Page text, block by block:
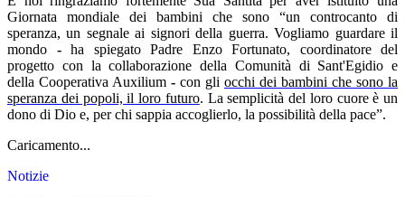
Giornata mondiale dei bambini che sono “un controcanto di
speranza, un segnale ai signori della guerra. Vogliamo guardare il
mondo - ha spiegato Padre Enzo Fortunato, coordinatore del
progetto con la collaborazione della Comunità di Sant'Egidio e
della Cooperativa Auxilium - con gli occhi dei bambini che sono la
speranza dei popoli, il loro futuro. La semplicità del loro cuore è un
dono di Dio e, per chi sappia accoglierlo, la possibilità della pace”.
Caricamento...
Notizie